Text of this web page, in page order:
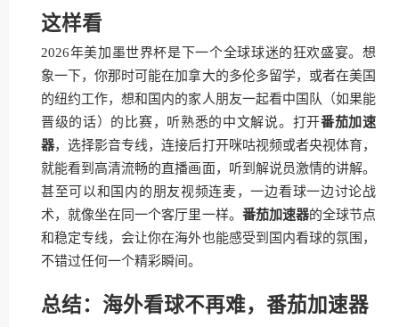
这样看
2026年美加墨世界杯是下一个全球球迷的狂欢盛宴。想
象一下，你那时可能在加拿大的多伦多留学，或者在美国
的纽约工作，想和国内的家人朋友一起看中国队（如果能
晋级的话）的比赛，听熟悉的中文解说。打开番茄加速
器，选择影音专线，连接后打开咪咕视频或者央视体育，
就能看到高清流畅的直播画面，听到解说员激情的讲解。
甚至可以和国内的朋友视频连麦，一边看球一边讨论战
术，就像坐在同一个客厅里一样。 番茄加速器的全球节点
和稳定专线，会让你在海外也能感受到国内看球的氛围，
不错过任何一个精彩瞬间。
总结：海外看球不再难，番茄加速器